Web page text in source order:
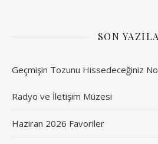
SON
Geçmişin Tozunu Hissedeceğiniz
Radyo ve İletişim Müzesi
Haziran 2026 Favoriler